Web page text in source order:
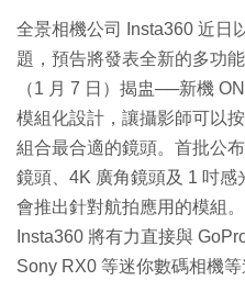
全景相機公司 Insta360 近日
題，預告將發表全新的多功
（1 月 7 日）揭盅──新機
模組化設計，讓攝影師可以
組合最合適的鏡頭。首批公
鏡頭、4K 廣角鏡頭及 1 吋
會推出針對航拍應用的模組
Insta360 將有力直接與
Sony RX0 等迷你數碼相機等